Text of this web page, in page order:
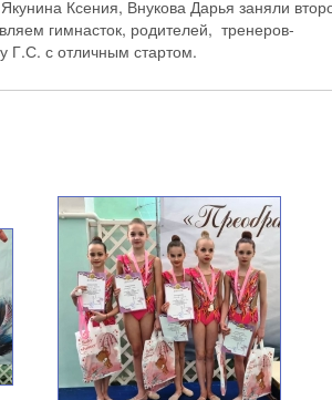
Ксения, Внукова Дарья заняли
гимнасток, родителей, тренеров-
Г.С. с отличным стартом.